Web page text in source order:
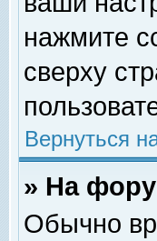
нажмите
сверху
Вернуться
» На
Обычно